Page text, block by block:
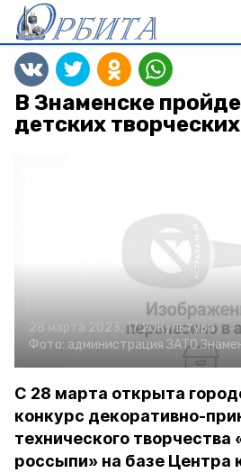
В Знаменске
детских
28 марта 2023, 17:20Культура
Фото: администрация ЗАТО
С 28 марта открыта
конкурс декоративно-
технического творчества
россыпи» на базе Центра